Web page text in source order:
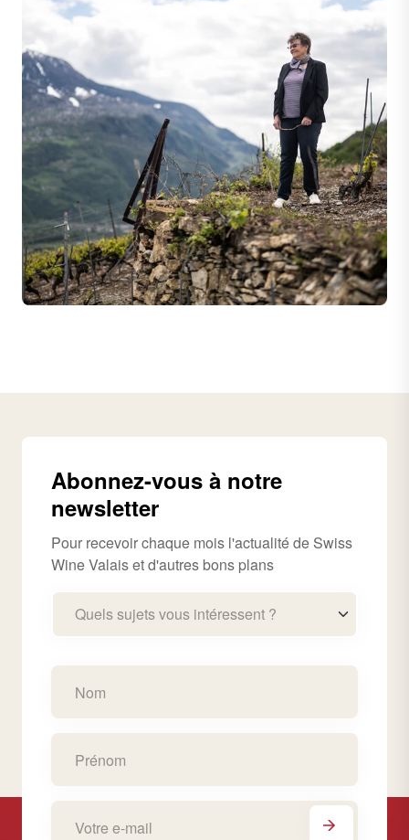
Abonnez-vous à notre
newsletter
Pour recevoir chaque mois l'actualité de Swiss
Wine Valais et d'autres bons plans
Quels sujets vous intéressent ?